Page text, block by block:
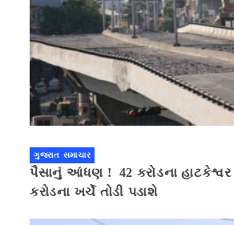
ગુજરાત સમાચાર
પૈસાનું આંધણ ! 42 કરોડના
કરોડના ખર્ચે તોડી પડાશે